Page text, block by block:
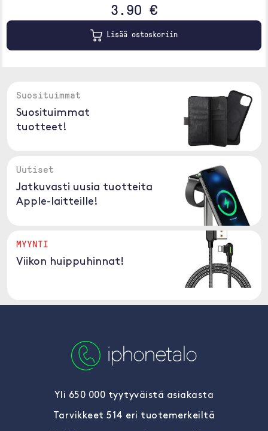
3.90 €
Lisää ostoskoriin
Suosituimmat
Suosituimmat
tuotteet!
Uutiset
Jatkuvasti uusia tuotteita
Apple-laitteille!
MYYNTI
Viikon huippuhinnat!
Yli 650 000 tyytyväistä asiakasta
Tarvikkeet 514 eri tuotemerkeiltä